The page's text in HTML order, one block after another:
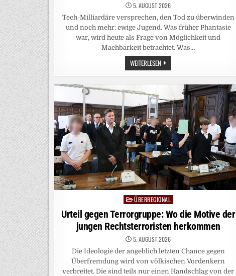
5. AUGUST 2026
Tech-Milliardäre versprechen, den Tod zu überwinden
und noch mehr: ewige Jugend. Was früher Phantasie
war, wird heute als Frage von Möglichkeit und
Machbarkeit betrachtet. Was…
WEITERLESEN F.A.Z.
PODCAST
FÜR
WERDEN
BALD
EWIG
LEBEN?
PostedÜBERREGIONAL
Urteil gegen Terrorgruppe: Wo die Motive der
jungen Rechtsterroristen herkommen
5. AUGUST 2026
Die Ideologie der angeblich letzten Chance gegen
Überfremdung wird von völkischen Vordenkern
verbreitet. Die sind teils nur einen Handschlag von der